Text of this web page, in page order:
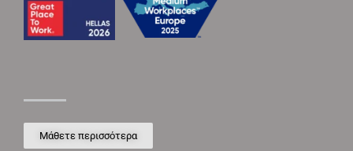
Μάθετε περισσότερα